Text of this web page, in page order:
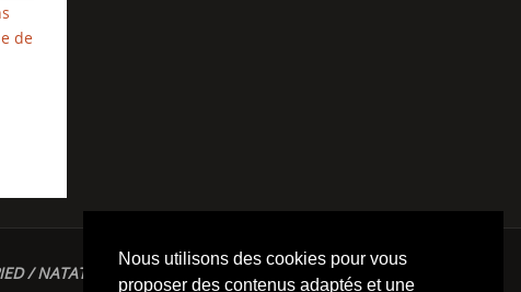
Nous utilisons des cookies pour vous
proposer des contenus adaptés et une
de
/ NATATION / TRIATHLON / TRAILS / YOGA/